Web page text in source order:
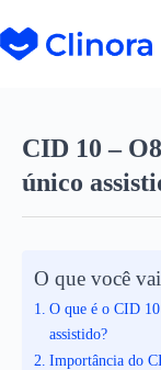
CID 10 –
único
O que você
O que é o CID
assistido?
Importância do